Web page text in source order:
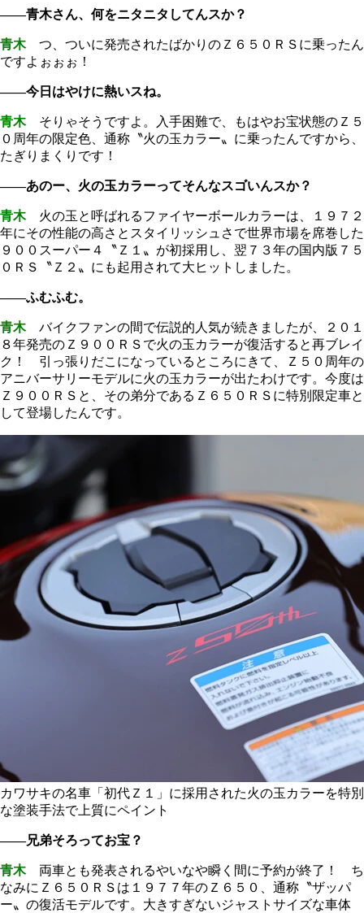
――青木さん、何をニタニタしてんスか？
青木つ、ついに発売されたばかりのＺ６５０ＲＳに乗ったん
ですよぉぉぉ！
――今日はやけに熱いスね。
青木そりゃそうですよ。入手困難で、もはやお宝状態のＺ５
０周年の限定色、通称〝火の玉カラー〟に乗ったんですから、
たぎりまくりです！
――あのー、火の玉カラーってそんなスゴいんスか？
青木火の玉と呼ばれるファイヤーボールカラーは、１９７２
年にその性能の高さとスタイリッシュさで世界市場を席巻した
９００スーパー４〝Ｚ１〟が初採用し、翌７３年の国内版７５
０ＲＳ〝Ｚ２〟にも起用されて大ヒットしました。
――ふむふむ。
青木バイクファンの間で伝説的人気が続きましたが、２０１
８年発売のＺ９００ＲＳで火の玉カラーが復活すると再ブレイ
ク！ 引っ張りだこになっているところにきて、Ｚ５０周年の
アニバーサリーモデルに火の玉カラーが出たわけです。今度は
Ｚ９００ＲＳと、その弟分であるＺ６５０ＲＳに特別限定車と
して登場したんです。
カワサキの名車「初代Ｚ１」に採用された火の玉カラーを特別
な塗装手法で上質にペイント
――兄弟そろってお宝？
青木両車とも発表されるやいなや瞬く間に予約が終了！ ち
なみにＺ６５０ＲＳは１９７７年のＺ６５０、通称〝ザッパ
ー〟の復活モデルです。大きすぎないジャストサイズな車体